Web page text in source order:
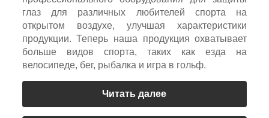
глаз для различных любителей спорта на
открытом воздухе, улучшая характеристики
продукции. Теперь наша продукция охватывает
больше видов спорта, таких как езда на
велосипеде, бег, рыбалка и игра в гольф.
Читать далее